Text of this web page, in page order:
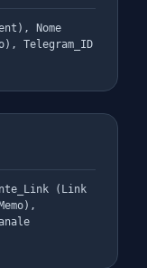
Nome
Telegram_ID
(Link